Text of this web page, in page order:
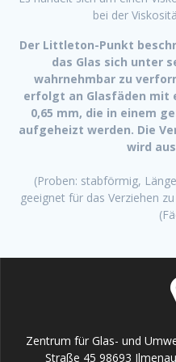
bei der
Der Littleton-Punkt
das Glas sich unter
wahrnehmbar zu
erfolgt an Glasfäden mit
0,65 mm, die in einem
aufgeheizt werden. Die
wird
(Proben: stabförmig,
geeignet für das Verziehen
Zentrum für Glas- und
Straße 45 98693